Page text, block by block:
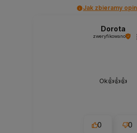
Jak zbieramy
Dorota
zweryfikowano
Ok👍️👍️👍️
0 0